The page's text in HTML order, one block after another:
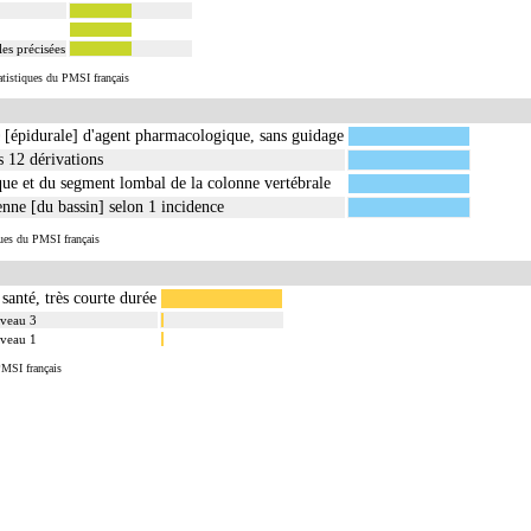
précisées
du PMSI français
d'agent pharmacologique, sans guidage
12 dérivations
et du segment lombal de la colonne vertébrale
[du bassin] selon 1 incidence
du PMSI français
très courte durée
3
1
français